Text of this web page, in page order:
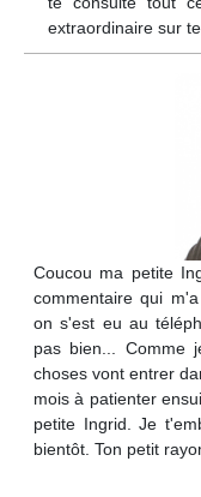
extraordinaire sur
Coucou ma petite
commentaire qui
on s'est eu au
pas bien... Comme
choses vont entrer
mois à patienter
petite Ingrid. Je
bientôt. Ton petit